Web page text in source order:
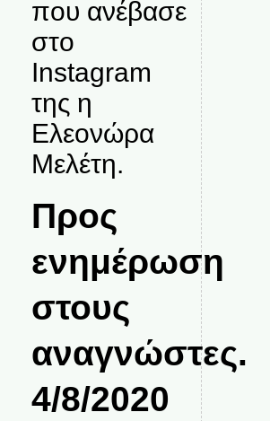
που ανέβασε
στο
Instagram
της η
Ελεονώρα
Μελέτη.
Προς
ενημέρωση
στους
αναγνώστες.
4/8/2020